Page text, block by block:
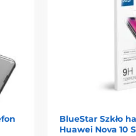
BlueStar Szkło
Huawei Nova 10